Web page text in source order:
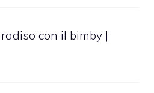
con il bimby |